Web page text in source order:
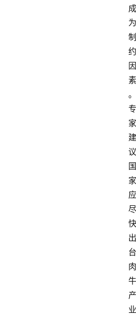
成
为
制
约
因
素
。
专
家
建
议
国
家
应
尽
快
出
台
肉
牛
产
业